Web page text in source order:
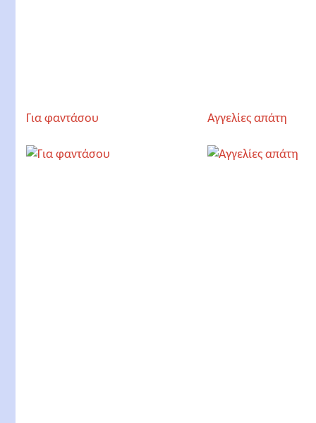
Για φαντάσου Αγγελίες απάτη